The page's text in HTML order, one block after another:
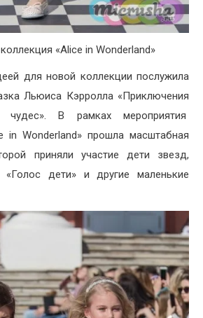
«Alice in Wonderland»
для новой коллекции послужила
Льюиса Кэрролла «Приключения
В рамках мероприятия
in Wonderland» прошла масштабная
приняли участие дети звезд,
«Голос дети» и другие маленькие